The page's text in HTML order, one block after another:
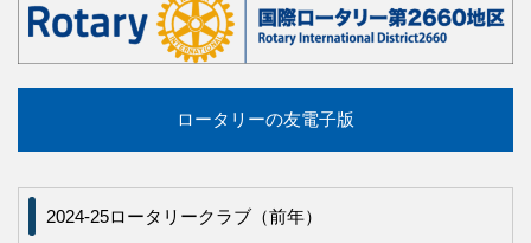
ロータリーの友電子版
2024-25ロータリークラブ（前年）